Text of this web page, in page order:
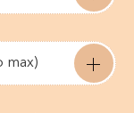
max)